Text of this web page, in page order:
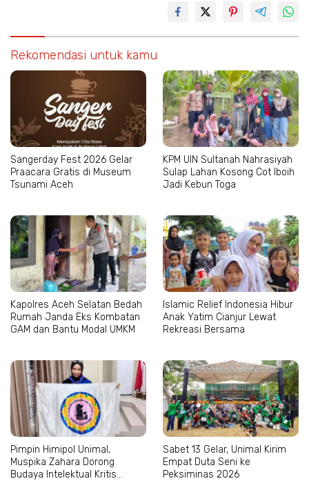
Rekomendasi untuk kamu
Sangerday Fest 2026 Gelar
Praacara Gratis di Museum
Tsunami Aceh
KPM UIN Sultanah Nahrasiyah
Sulap Lahan Kosong Cot Iboih
Jadi Kebun Toga
Kapolres Aceh Selatan Bedah
Rumah Janda Eks Kombatan
GAM dan Bantu Modal UMKM
Islamic Relief Indonesia Hibur
Anak Yatim Cianjur Lewat
Rekreasi Bersama
Pimpin Himipol Unimal,
Muspika Zahara Dorong
Budaya Intelektual Kritis
Sabet 13 Gelar, Unimal Kirim
Empat Duta Seni ke
Peksiminas 2026